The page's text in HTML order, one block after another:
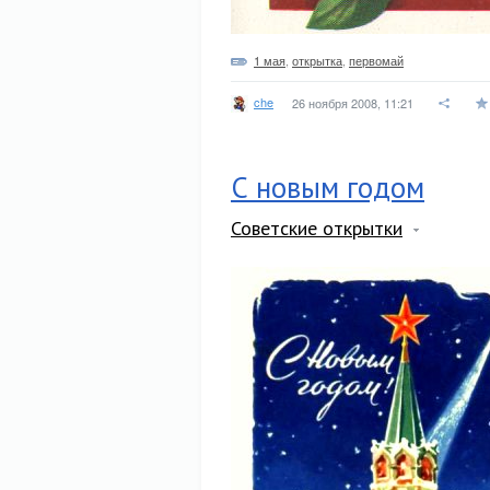
1 мая открытка первомай
che 26 ноября 2008, 11:21
С новым годом
Советские открытки